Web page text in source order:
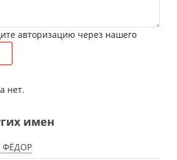
авторизацию через нашего
нет.
имен